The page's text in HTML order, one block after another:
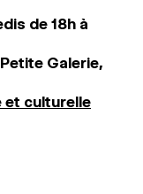
de 18h à
Galerie,
et culturelle